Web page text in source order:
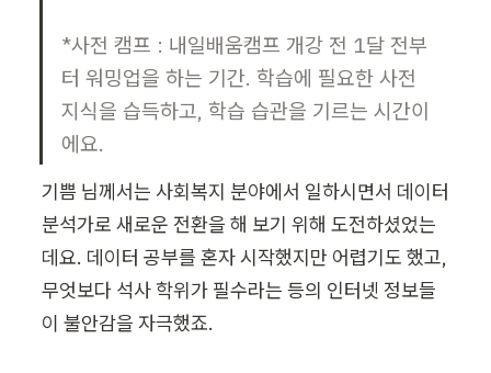
*사전 캠프 : 내일배움캠프 개강 전 1달 전부
터 워밍업을 하는 기간. 학습에 필요한 사전
지식을 습득하고, 학습 습관을 기르는 시간이
에요.
기쁨 님께서는 사회복지 분야에서 일하시면서 데이터
분석가로 새로운 전환을 해 보기 위해 도전하셨었는
데요. 데이터 공부를 혼자 시작했지만 어렵기도 했고,
무엇보다 석사 학위가 필수라는 등의 인터넷 정보들
이 불안감을 자극했죠.